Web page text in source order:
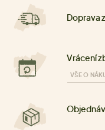
Doprava
Vrácení
VŠE O